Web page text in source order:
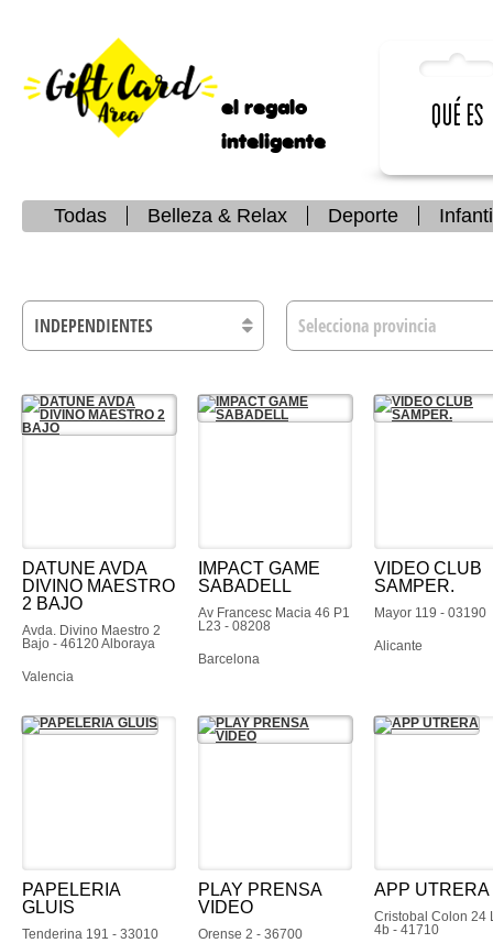
el regalo
inteligente
Qué es
Todas Belleza & Relax Deporte
DATUNE AVDA
DIVINO MAESTRO
2 BAJO
Avda. Divino Maestro 2
Bajo - 46120 Alboraya
Valencia
IMPACT GAME
SABADELL
Av Francesc Macia 46 P1
L23 - 08208
Barcelona
VIDEO CLUB
SAMPER.
Mayor 119 - 03190
Alicante
PAPELERIA
GLUIS
Tenderina 191 - 33010
PLAY PRENSA
VIDEO
Orense 2 - 36700
APP UTRERA
Cristobal Colon 24
4b - 41710